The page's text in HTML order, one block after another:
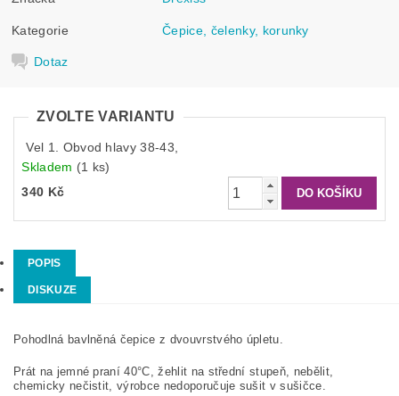
Kategorie Čepice, čelenky, korunky
Dotaz
ZVOLTE VARIANTU
Vel 1. Obvod hlavy 38-43,
Skladem (1 ks)
340 Kč
POPIS
DISKUZE
Pohodlná bavlněná čepice z dvouvrstvého úpletu.
Prát na jemné praní 40°C, žehlit na střední stupeň, nebělit,
chemicky nečistit, výrobce nedoporučuje sušit v sušičce.